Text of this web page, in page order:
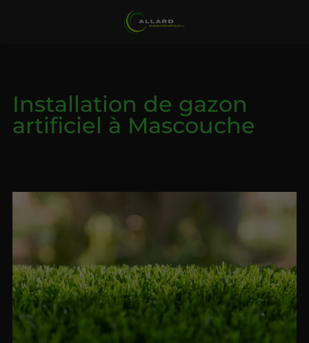
Installation de gazon
artificiel à Mascouche